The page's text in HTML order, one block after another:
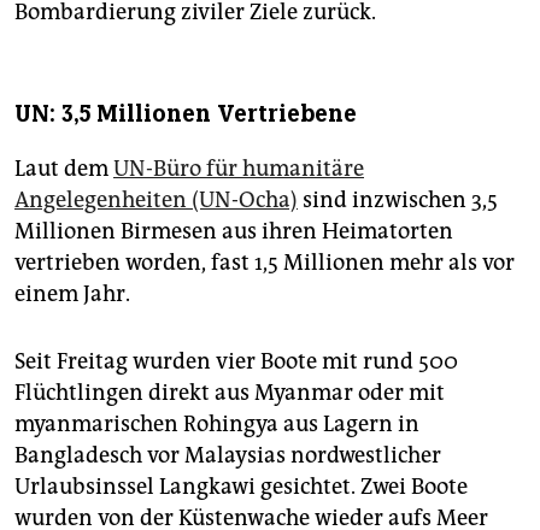
Bombardierung ziviler Ziele zurück.
UN: 3,5 Millionen Vertriebene
Laut demUN-Büro für humanitäre
Angelegenheiten (UN-Ocha) sind inzwischen 3,5
Millionen Birmesen aus ihren Heimatorten
vertrieben worden, fast 1,5 Millionen mehr als vor
einem Jahr.
Seit Freitag wurden vier Boote mit rund 500
Flüchtlingen direkt aus Myanmar oder mit
myanmarischen Rohingya aus Lagern in
Bangladesch vor Malaysias nordwestlicher
Urlaubsinssel Langkawi gesichtet. Zwei Boote
wurden von der Küstenwache wieder aufs Meer